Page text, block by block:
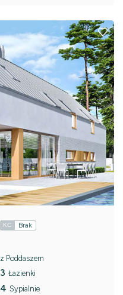
KC Brak
z Poddaszem
3 Łazienki
4 Sypialnie